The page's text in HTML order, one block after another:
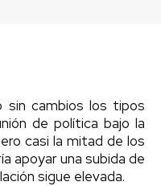
sin cambios los tipos
de política bajo la
casi la mitad de los
apoyar una subida de
sigue elevada.